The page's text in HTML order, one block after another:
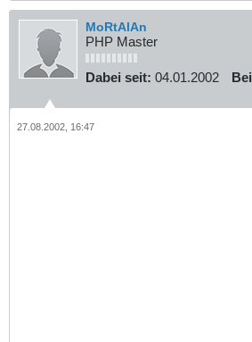
MoRtAlAn
PHP Master
Dabei seit: 04.01.2002
27.08.2002, 16:47